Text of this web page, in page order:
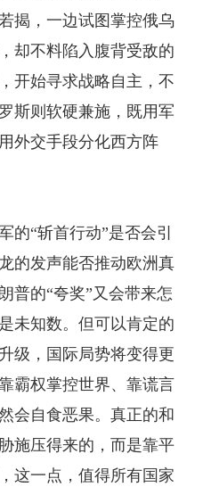
揭，一边试图掌控俄乌
却不料陷入腹背受敌的
开始寻求战略自主，不
斯则软硬兼施，既用军
外交手段分化西方阵
的“斩首行动”是否会引
的发声能否推动欧洲真
普的“夸奖”又会带来怎
未知数。但可以肯定的
级，国际局势将变得更
霸权掌控世界、靠谎言
会自食恶果。真正的和
施压得来的，而是靠平
这一点，值得所有国家